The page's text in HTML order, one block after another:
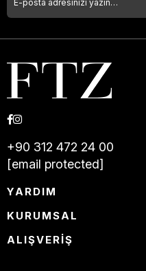
+90 312 472 24 00
[email protected]
YARDIM
KURUMSAL
ALIŞVERİŞ